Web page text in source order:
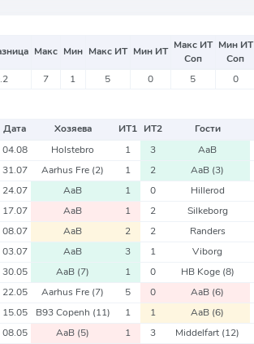
Макс Мин Макс ИТ Мин ИТ Макс ИТ
Соп
Мин ИТ
Соп
7 1 5 0 5 0
Дата Хозяева ИТ1 ИТ2 Гости
04.08 Holstebro 1 3 AaB
31.07 Aarhus Fre (2) 1 2 AaB (3)
24.07 AaB 1 0 Hillerod
17.07 AaB 1 2 Silkeborg
08.07 AaB 2 2 Randers
03.07 AaB 3 1 Viborg
30.05 AaB (7) 1 0 HB Koge (8)
22.05 Aarhus Fre (7) 5 0 AaB (6)
15.05 B93 Copenh (11) 1 1 AaB (6)
08.05 AaB (5) 1 3 Middelfart (12)